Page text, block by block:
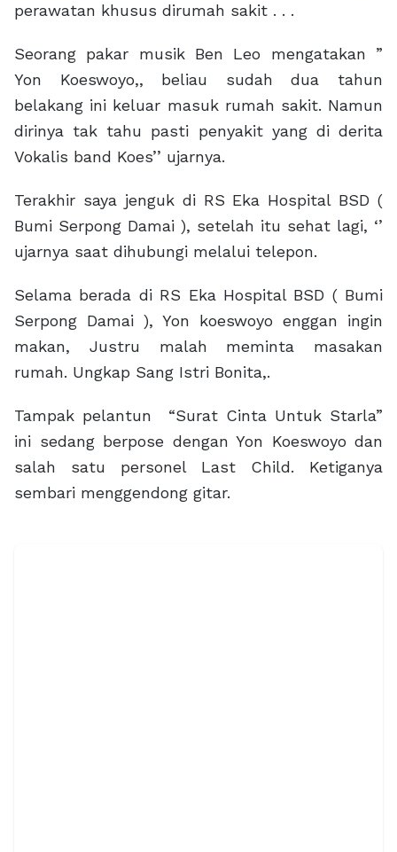
perawatan khusus dirumah sakit . . .
Seorang pakar musik Ben Leo mengatakan ”
Yon Koeswoyo,, beliau sudah dua tahun
belakang ini keluar masuk rumah sakit. Namun
dirinya tak tahu pasti penyakit yang di derita
Vokalis band Koes’’ ujarnya.
Terakhir saya jenguk di RS Eka Hospital BSD (
Bumi Serpong Damai ), setelah itu sehat lagi, ‘’
ujarnya saat dihubungi melalui telepon.
Selama berada di RS Eka Hospital BSD ( Bumi
Serpong Damai ), Yon koeswoyo enggan ingin
makan, Justru malah meminta masakan
rumah. Ungkap Sang Istri Bonita,.
Tampak pelantun “Surat Cinta Untuk Starla”
ini sedang berpose dengan Yon Koeswoyo dan
salah satu personel Last Child. Ketiganya
sembari menggendong gitar.